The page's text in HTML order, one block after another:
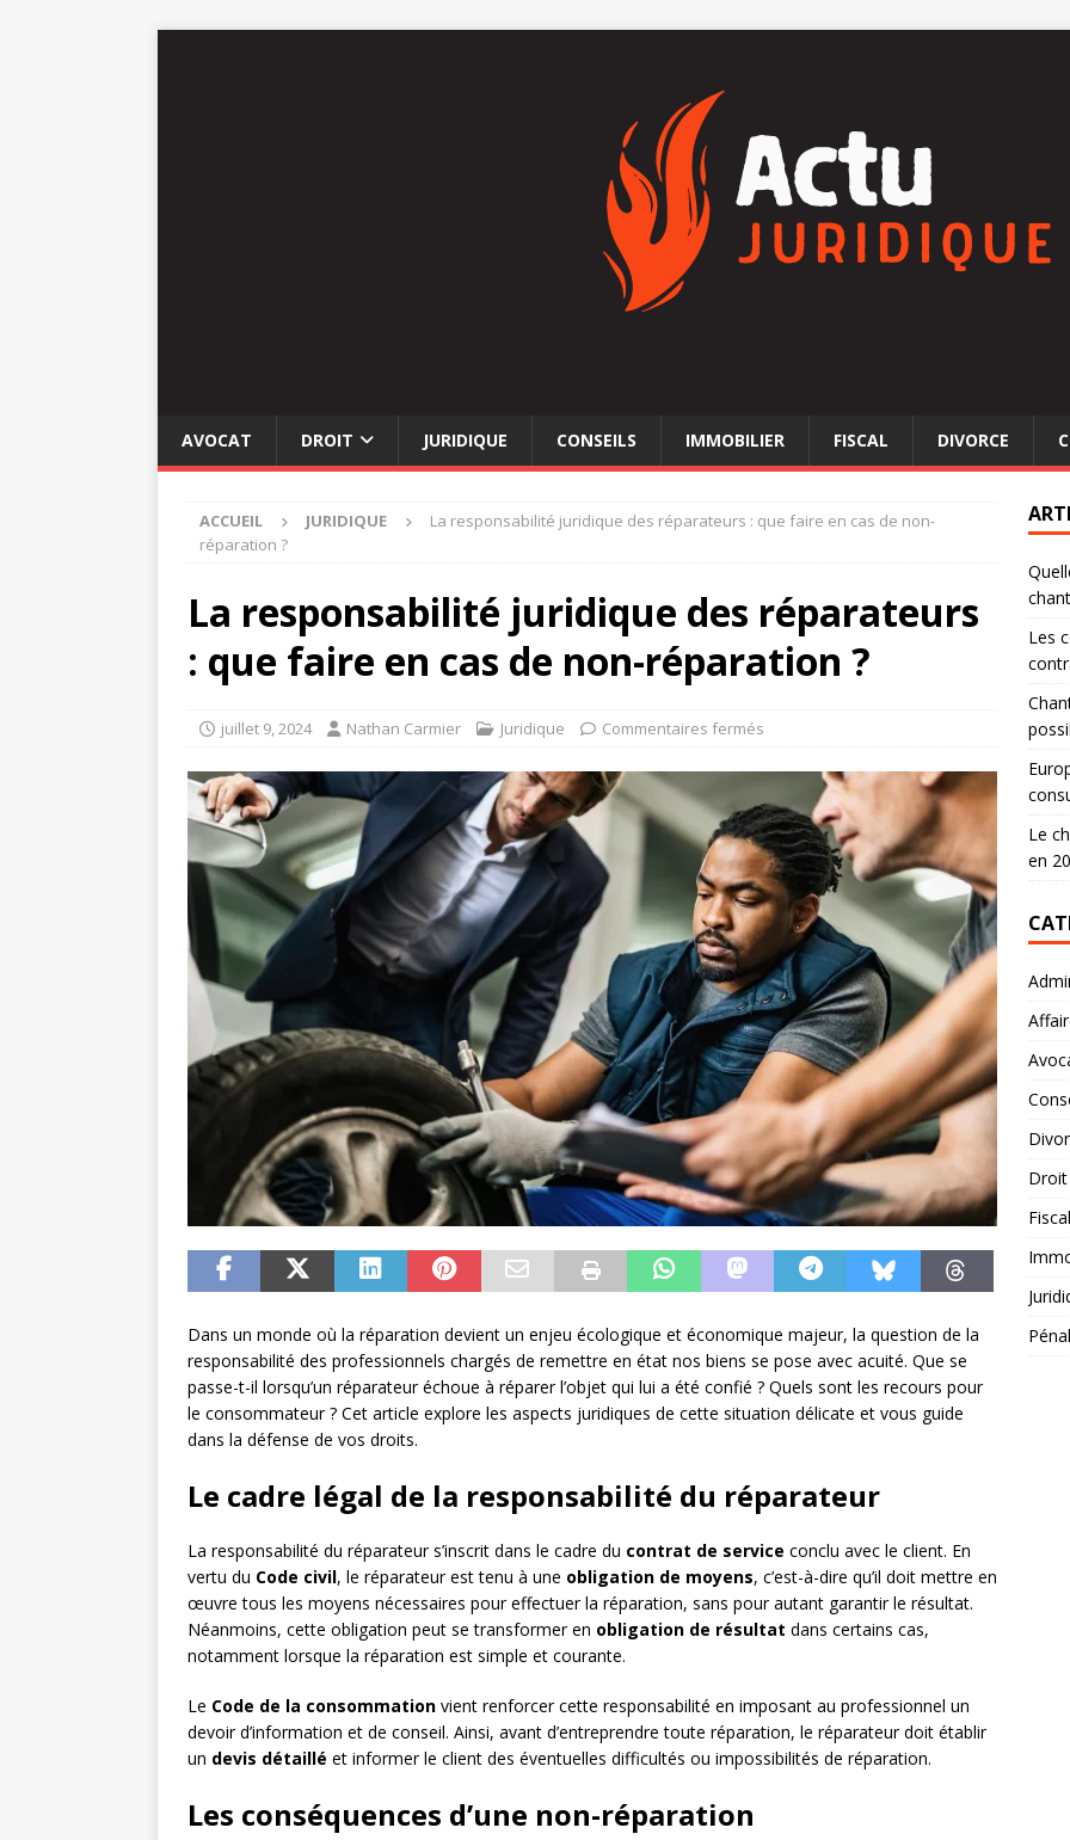
AVOCAT DROIT JURIDIQUE CONSEILS IMMOBILIER FISCAL DIVORCE
ACCUEIL JURIDIQUE
La responsabilité juridique des réparateurs : que faire en cas de non-
réparation ?
La responsabilité juridique des réparateurs
: que faire en cas de non-réparation ?
juillet 9, 2024 Nathan Carmier Juridique Commentaires fermés
Dans un monde où la réparation devient un enjeu écologique et économique majeur, la question de la
responsabilité des professionnels chargés de remettre en état nos biens se pose avec acuité. Que se
passe-t-il lorsqu’un réparateur échoue à réparer l’objet qui lui a été confié ? Quels sont les recours pour
le consommateur ? Cet article explore les aspects juridiques de cette situation délicate et vous guide
dans la défense de vos droits.
Le cadre légal de la responsabilité du réparateur
La responsabilité du réparateur s’inscrit dans le cadre du contrat de service conclu avec le client. En
vertu du Code civil, le réparateur est tenu à une obligation de moyens, c’est-à-dire qu’il doit mettre en
œuvre tous les moyens nécessaires pour effectuer la réparation, sans pour autant garantir le résultat.
Néanmoins, cette obligation peut se transformer en obligation de résultat dans certains cas,
notamment lorsque la réparation est simple et courante.
Le Code de la consommation vient renforcer cette responsabilité en imposant au professionnel un
devoir d’information et de conseil. Ainsi, avant d’entreprendre toute réparation, le réparateur doit établir
un devis détaillé et informer le client des éventuelles difficultés ou impossibilités de réparation.
Les conséquences d’une non-réparation
Les
Le
en
Droit
Fiscal
Pénal